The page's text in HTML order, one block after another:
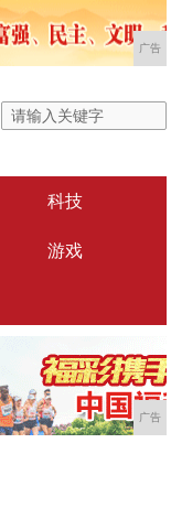
广告
科技
游戏
广告